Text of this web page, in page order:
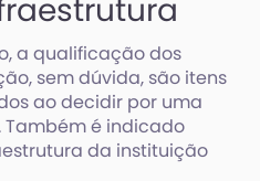
a qualificação dos
sem dúvida, são itens
ao decidir por uma
Também é indicado
da instituição